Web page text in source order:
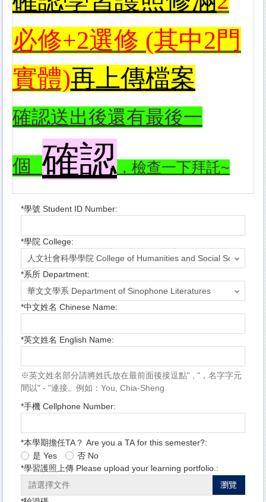
必修+2選修 (其中2門
實體)再上傳檔案
確認送出後還有最後一
個 確認 ，檢查一下拜託~
*學號 Student ID Number:
*學院 College:
*系所 Department:
*中文姓名 Chinese Name:
*英文姓名 English Name:
※英文姓名部分請將姓氏放在最前面後接逗點" , "，名字字元
間以" - "連接。例如：You, Chia-Sheng
*手機 Cellphone Number:
*本學期擔任TA？ Are you a TA for this semester?:
是 Yes
否 No
*學習護照上傳 Please upload your learning portfolio.:
瀏覽